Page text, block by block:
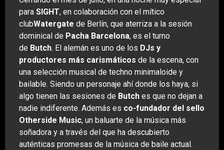
para SIGHT, en colaboración con el mítico
clubWatergate de Berlín, que aterriza a la sesión
dominical de Pacha Barcelona, es el turno
de Butch. El alemán es uno de los DJs y
productores más carismáticos de la escena, con
una selección musical de techno minimaloide y
bailable. Siendo un personaje ahí donde los haya, si
algo tienen las sesiones de Butch es que no dejan a
nadie indiferente. Además es co-fundador del sello
Otherside Music, un baluarte de la música más
soñadora y a través del que ha descubierto
auténticas promesas de la música de baile actual.